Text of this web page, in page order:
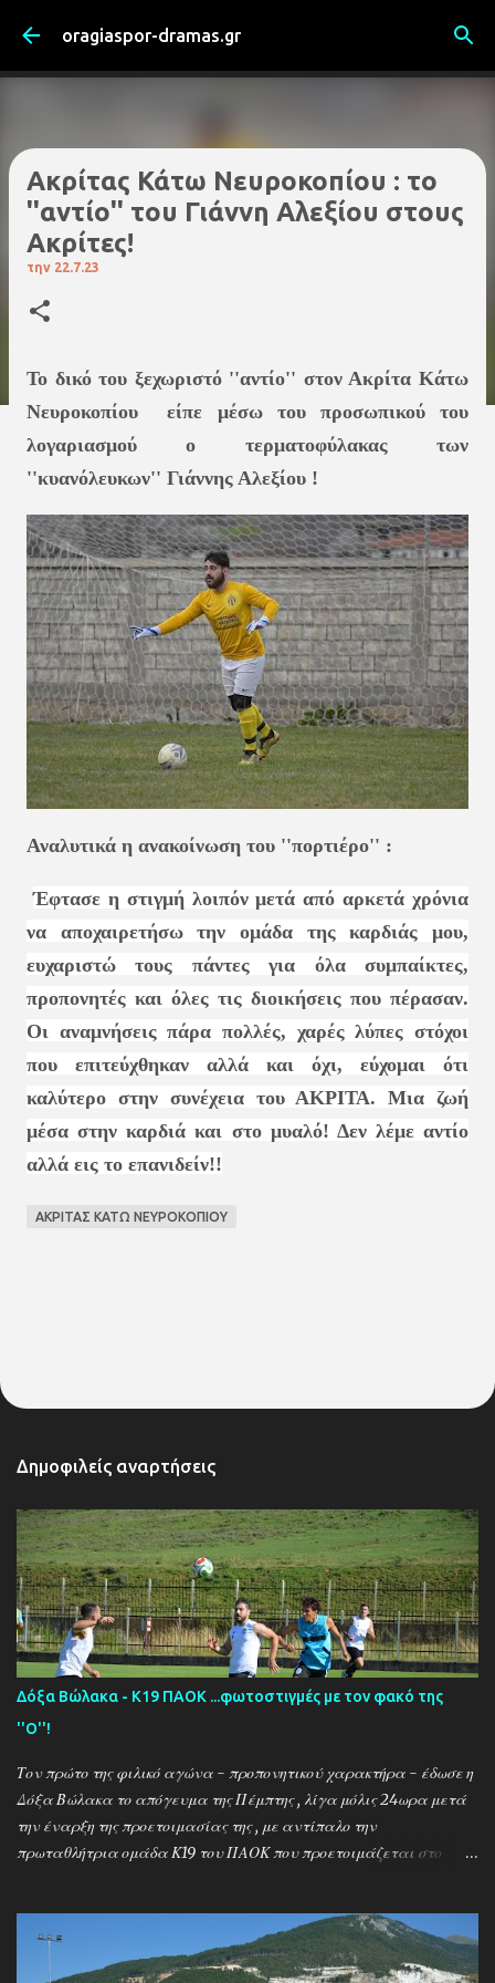
Μετάβαση στο κύριο περιεχόμενο
oragiaspor-dramas.gr
Ακρίτας Κάτω Νευροκοπίου : το
''αντίο'' του Γιάννη Αλεξίου στους
Ακρίτες!
την 22.7.23
Το δικό του ξεχωριστό ''αντίο'' στον Ακρίτα Κάτω
Νευροκοπίου είπε μέσω του προσωπικού του
λογαριασμού ο τερματοφύλακας των
''κυανόλευκων'' Γιάννης Αλεξίου !
Αναλυτικά η ανακοίνωση του ''πορτιέρο'' :
Έφτασε η στιγμή λοιπόν μετά από αρκετά χρόνια
να αποχαιρετήσω την ομάδα της καρδιάς μου,
ευχαριστώ τους πάντες για όλα συμπαίκτες,
προπονητές και όλες τις διοικήσεις που πέρασαν.
Οι αναμνήσεις πάρα πολλές, χαρές λύπες στόχοι
που επιτεύχθηκαν αλλά και όχι, εύχομαι ότι
καλύτερο στην συνέχεια του ΑΚΡΙΤΑ. Μια ζωή
μέσα στην καρδιά και στο μυαλό! Δεν λέμε αντίο
αλλά εις το επανιδείν!!
ΑΚΡΙΤΑΣ ΚΑΤΩ ΝΕΥΡΟΚΟΠΙΟΥ
Δημοφιλείς αναρτήσεις
Δόξα Βώλακα - Κ19 ΠΑΟΚ ...φωτοστιγμές με τον φακό της
''Ο''!
Τον πρώτο της φιλικό αγώνα - προπονητικού χαρακτήρα - έδωσε η
Δόξα Βώλακα το απόγευμα της Πέμπτης , λίγα μόλις 24ωρα μετά
την έναρξη της προετοιμασίας της , με αντίπαλο την
πρωταθλήτρια ομάδα Κ19 του ΠΑΟΚ που προετοιμάζεται στο
εκπροσωπήσουν την χώρα μας στον θεσμό του UEFA Youth League ,
έχουν ως νέο προπονητή τον Μαροκινό πρώην σταρ του ΠΑΟΚ και